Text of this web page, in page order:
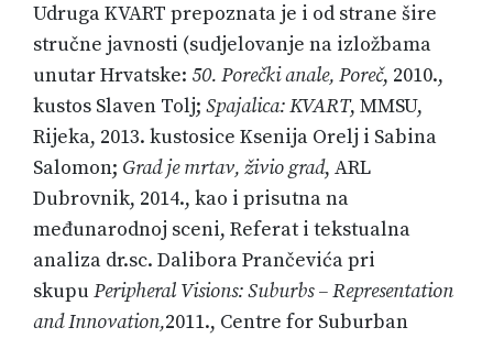
Udruga KVART prepoznata je i od strane šire
stručne javnosti (sudjelovanje na izložbama
unutar Hrvatske: 50. Porečki anale, Poreč, 2010.,
kustos Slaven Tolj; Spajalica:KVART, MMSU,
Rijeka, 2013. kustosice Ksenija Orelj i Sabina
Salomon; Grad je mrtav, živio grad, ARL
Dubrovnik, 2014., kao i prisutna na
međunarodnoj sceni, Referat i tekstualna
analiza dr.sc. Dalibora Prančevića pri
skupuPeripheral Visions: Suburbs – Representation
and Innovation,2011., Centre for Suburban